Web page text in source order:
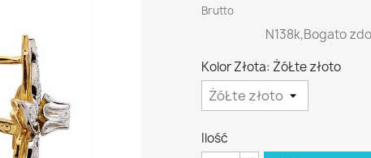
Brutto
N138k,Bogato
Kolor Złota: ŻóŁte złoto
Ilość